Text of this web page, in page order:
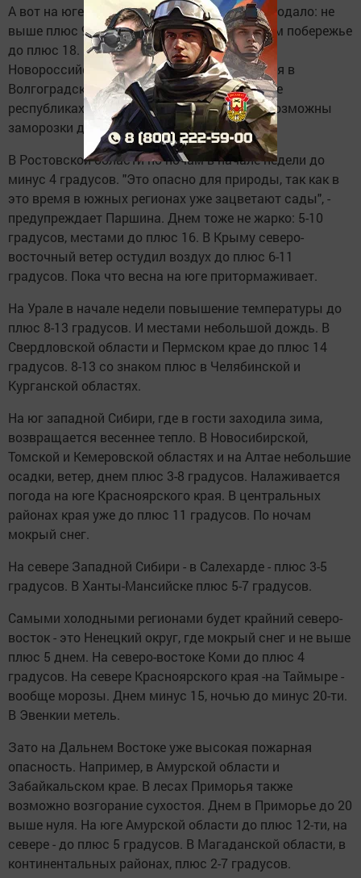
А вот на юге - в Краснодарском крае - похолодало: не
выше плюс 9-14 градусов. На Черноморском побережье
до плюс 18. Ниже, чем в Москве. В районе
Новороссийска сильный ветер. До 23 апреля в
Волгоградской области и Калмыкии, а также
республиках Северного Кавказа по ночам возможны
заморозки до минус 5 градусов.
В Ростовской области по ночам в начале недели до
минус 4 градусов. "Это опасно для природы, так как в
это время в южных регионах уже зацветают сады", -
предупреждает Паршина. Днем тоже не жарко: 5-10
градусов, местами до плюс 16. В Крыму северо-
восточный ветер остудил воздух до плюс 6-11
градусов. Пока что весна на юге притормаживает.
На Урале в начале недели повышение температуры до
плюс 8-13 градусов. И местами небольшой дождь. В
Свердловской области и Пермском крае до плюс 14
градусов. 8-13 со знаком плюс в Челябинской и
Курганской областях.
На юг западной Сибири, где в гости заходила зима,
возвращается весеннее тепло. В Новосибирской,
Томской и Кемеровской областях и на Алтае небольшие
осадки, ветер, днем плюс 3-8 градусов. Налаживается
погода на юге Красноярского края. В центральных
районах края уже до плюс 11 градусов. По ночам
мокрый снег.
На севере Западной Сибири - в Салехарде - плюс 3-5
градусов. В Ханты-Мансийске плюс 5-7 градусов.
Самыми холодными регионами будет крайний северо-
восток - это Ненецкий округ, где мокрый снег и не выше
плюс 5 днем. На северо-востоке Коми до плюс 4
градусов. На севере Красноярского края -на Таймыре -
вообще морозы. Днем минус 15, ночью до минус 20-ти.
В Эвенкии метель.
Зато на Дальнем Востоке уже высокая пожарная
опасность. Например, в Амурской области и
Забайкальском крае. В лесах Приморья также
возможно возгорание сухостоя. Днем в Приморье до 20
выше нуля. На юге Амурской области до плюс 12-ти, на
севере - до плюс 5 градусов. В Магаданской области, в
континентальных районах, плюс 2-7 градусов.